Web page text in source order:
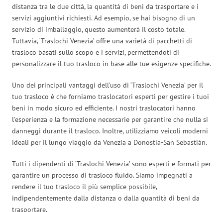
distanza tra le due città, la quantità di beni da trasportare e i
servizi aggiuntivi richiesti. Ad esempio, se hai bisogno di un
servizio di imballaggio, questo aumenterà il costo totale.
Tuttavia, ‘Traslochi Venezia’ offre una varietà di pacchetti di
trasloco basati sullo scopo e i servizi, permettendoti di
personalizzare il tuo trasloco in base alle tue esigenze specifiche.
Uno dei principali vantaggi dell’uso di ‘Traslochi Venezia’ per il
tuo trasloco è che forniamo traslocatori esperti per gestire i tuoi
beni in modo sicuro ed efficiente. I nostri traslocatori hanno
l’esperienza e la formazione necessarie per garantire che nulla si
danneggi durante il trasloco. Inoltre, utilizziamo veicoli moderni
ideali per il lungo viaggio da Venezia a Donostia-San Sebastián.
Tutti i dipendenti di ‘Traslochi Venezia’ sono esperti e formati per
garantire un processo di trasloco fluido. Siamo impegnati a
rendere il tuo trasloco il più semplice possibile,
indipendentemente dalla distanza o dalla quantità di beni da
trasportare.